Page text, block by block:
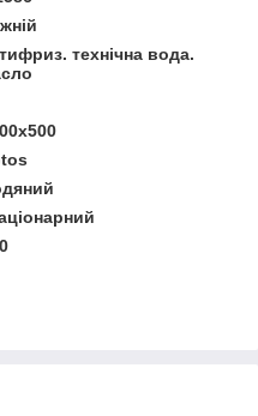
технічна вода.